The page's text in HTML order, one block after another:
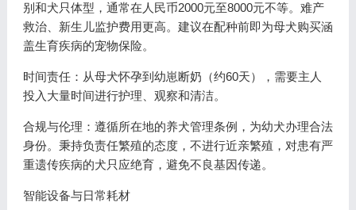
别和犬只体型，通常在人民币2000元至8000元不等。难产
救治、新生儿监护费用更高。建议在配种前即为母犬购买涵
盖生育疾病的宠物保险。
时间责任：从母犬怀孕到幼崽断奶（约60天），需要主人
投入大量时间进行护理、观察和清洁。
合规与伦理：遵循所在地的养犬管理条例，为幼犬办理合法
身份。秉持负责任繁殖的态度，不进行近亲繁殖，对患有严
重遗传疾病的犬只应绝育，避免不良基因传递。
智能设备与日常耗材